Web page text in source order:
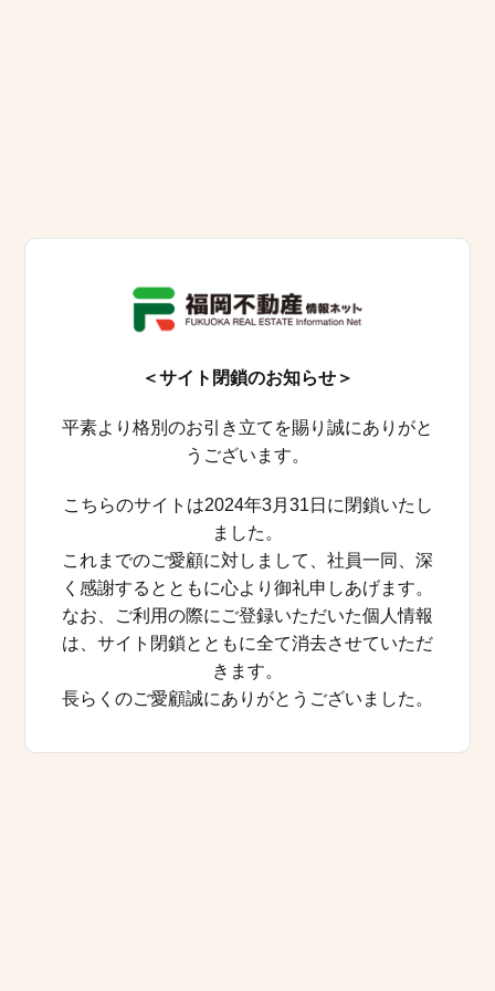
＜サイト閉鎖のお知らせ＞
平素より格別のお引き立てを賜り誠にありがと
うございます。
こちらのサイトは2024年3月31日に閉鎖いたし
ました。
これまでのご愛顧に対しまして、社員一同、深
く感謝するとともに心より御礼申しあげます。
なお、ご利用の際にご登録いただいた個人情報
は、サイト閉鎖とともに全て消去させていただ
きます。
長らくのご愛顧誠にありがとうございました。